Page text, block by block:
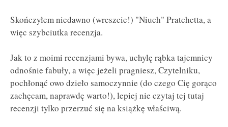
Skończyłem niedawno (wreszcie!) "Niuch" Pratchetta, a
więc szybciutka recenzja.
Jak to z moimi recenzjami bywa, uchylę rąbka tajemnicy
odnośnie fabuły, a więc jeżeli pragniesz, Czytelniku,
pochłonąć owo dzieło samoczynnie (do czego Cię gorąco
zachęcam, naprawdę warto!), lepiej nie czytaj tej tutaj
recenzji tylko przerzuć się na książkę właściwą.